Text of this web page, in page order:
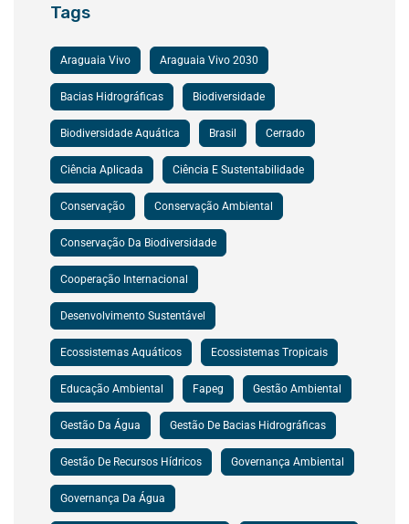
Tags
Araguaia Vivo Araguaia Vivo 2030
Bacias Hidrográficas Biodiversidade
Biodiversidade Aquática Brasil Cerrado
Ciência Aplicada Ciência E Sustentabilidade
Conservação Conservação Ambiental
Conservação Da Biodiversidade
Cooperação Internacional
Desenvolvimento Sustentável
Ecossistemas Aquáticos Ecossistemas Tropicais
Educação Ambiental Fapeg Gestão Ambiental
Gestão Da Água Gestão De Bacias Hidrográficas
Gestão De Recursos Hídricos Governança Ambiental
Governança Da Água